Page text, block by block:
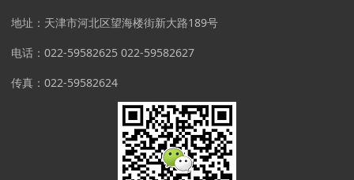
地址：天津市河北区望海楼街新大路189号
电话：022-59582625 022-59582627
传真：022-59582624